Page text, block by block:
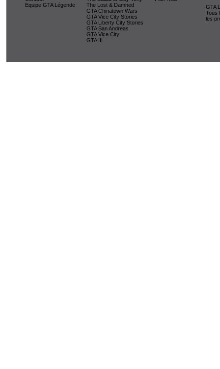
Equipe GTA Légende
The Lost & Damned
GTA Chinatown Wars
GTA Vice City Stories
GTA Liberty City Stories
GTA San Andreas
GTA Vice City
GTA III
GTA
Tous
les